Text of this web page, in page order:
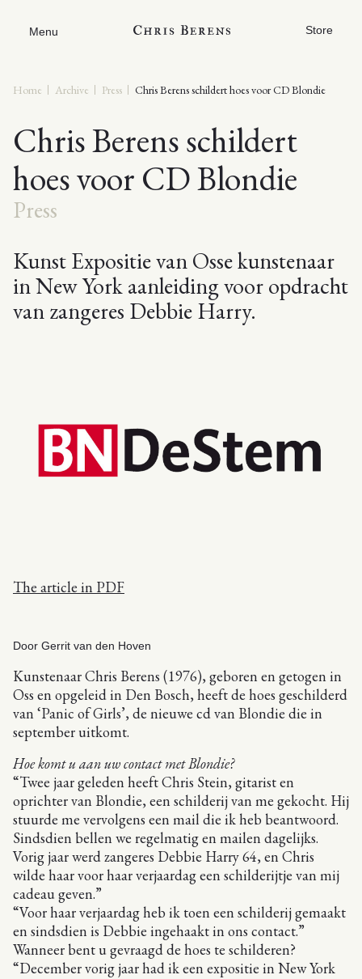
Menu Store
Home Archive Press Chris Berens schildert hoes voor CD Blondie
Chris Berens schildert
hoes voor CD Blondie
Press
Kunst Expositie van Osse kunstenaar
in New York aanleiding voor opdracht
van zangeres Debbie Harry.
The article in PDF
Door Gerrit van den Hoven
Kunstenaar Chris Berens (1976), geboren en getogen in
Oss en opgeleid in Den Bosch, heeft de hoes geschilderd
van ‘Panic of Girls’, de nieuwe cd van Blondie die in
september uitkomt.
Hoe komt u aan uw contact met Blondie?
“Twee jaar geleden heeft Chris Stein, gitarist en
oprichter van Blondie, een schilderij van me gekocht. Hij
stuurde me vervolgens een mail die ik heb beantwoord.
Sindsdien bellen we regelmatig en mailen dagelijks.
Vorig jaar werd zangeres Debbie Harry 64, en Chris
wilde haar voor haar verjaardag een schilderijtje van mij
cadeau geven.”
“Voor haar verjaardag heb ik toen een schilderij gemaakt
en sindsdien is Debbie ingehaakt in ons contact.”
Wanneer bent u gevraagd de hoes te schilderen?
“December vorig jaar had ik een expositie in New York